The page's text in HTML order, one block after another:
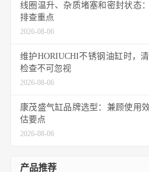
线圈温升、杂质堵塞和密封状态
排查重点
2026-08-06
维护HORIUCHI不锈钢油缸时，
检查不可忽视
2026-08-06
康茂盛气缸品牌选型：兼顾使用
估要点
2026-08-06
产品推荐